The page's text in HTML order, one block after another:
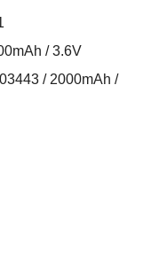
/ 3.6V
/ 2000mAh /